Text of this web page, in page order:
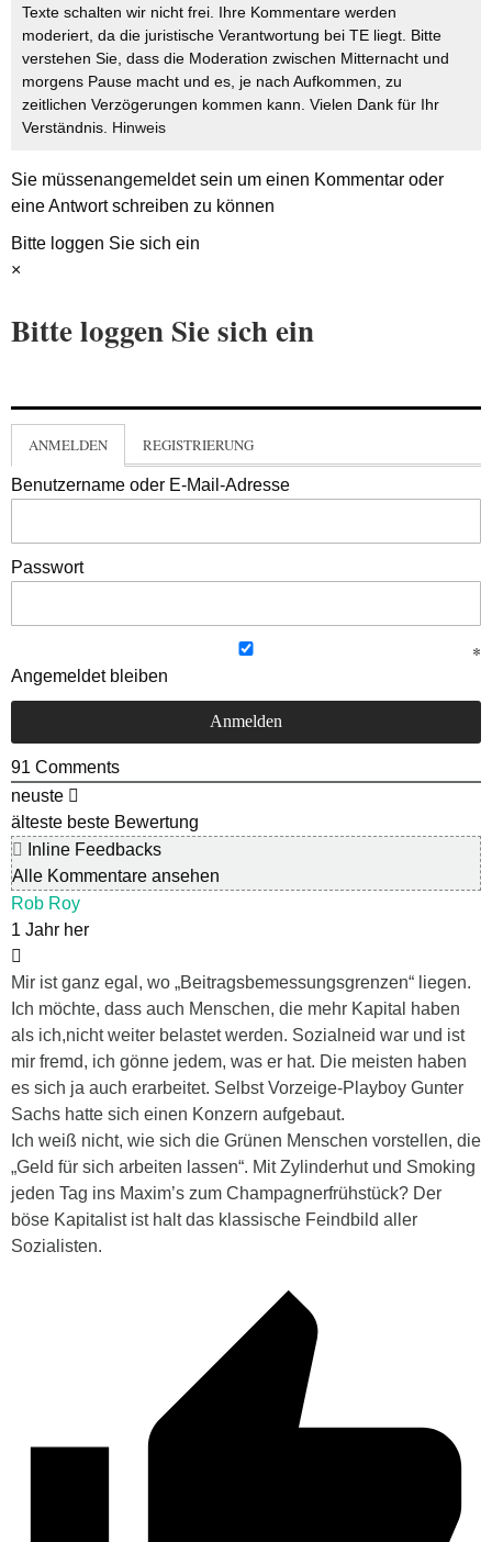
Texte schalten wir nicht frei. Ihre Kommentare werden
moderiert, da die juristische Verantwortung bei TE liegt. Bitte
verstehen Sie, dass die Moderation zwischen Mitternacht und
morgens Pause macht und es, je nach Aufkommen, zu
zeitlichen Verzögerungen kommen kann. Vielen Dank für Ihr
Verständnis. Hinweis
Sie müssenangemeldetsein um einen Kommentar oder
eine Antwort schreiben zu können
Bitte loggen Sie sich ein
×
Bitte loggen Sie sich ein
ANMELDEN REGISTRIERUNG
Benutzername oder E-Mail-Adresse
Passwort
Angemeldet bleiben
91 Comments
neuste
älteste beste Bewertung
Inline Feedbacks
Alle Kommentare ansehen
Rob Roy
1 Jahr her
Mir ist ganz egal, wo „Beitragsbemessungsgrenzen“ liegen.
Ich möchte, dass auch Menschen, die mehr Kapital haben
als ich,nicht weiter belastet werden. Sozialneid war und ist
mir fremd, ich gönne jedem, was er hat. Die meisten haben
es sich ja auch erarbeitet. Selbst Vorzeige-Playboy Gunter
Sachs hatte sich einen Konzern aufgebaut.
Ich weiß nicht, wie sich die Grünen Menschen vorstellen, die
„Geld für sich arbeiten lassen“. Mit Zylinderhut und Smoking
jeden Tag ins Maxim’s zum Champagnerfrühstück? Der
böse Kapitalist ist halt das klassische Feindbild aller
Sozialisten.